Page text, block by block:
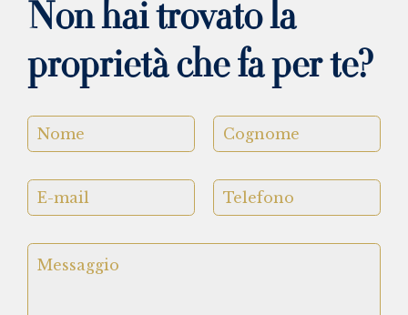
Non hai trovato la
proprietà che fa per te?